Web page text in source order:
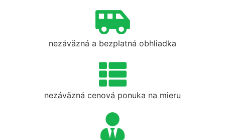
nezáväzná a bezplatná obhliadka
nezáväzná cenová ponuka na mieru